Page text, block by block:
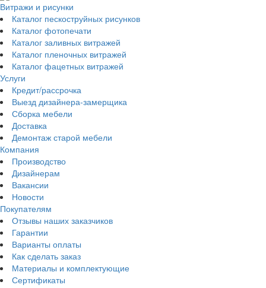
Витражи и рисунки
Каталог пескоструйных рисунков
Каталог фотопечати
Каталог заливных витражей
Каталог пленочных витражей
Каталог фацетных витражей
Услуги
Кредит/рассрочка
Выезд дизайнера-замерщика
Сборка мебели
Доставка
Демонтаж старой мебели
Компания
Производство
Дизайнерам
Вакансии
Новости
Покупателям
Отзывы наших заказчиков
Гарантии
Варианты оплаты
Как сделать заказ
Материалы и комплектующие
Сертификаты